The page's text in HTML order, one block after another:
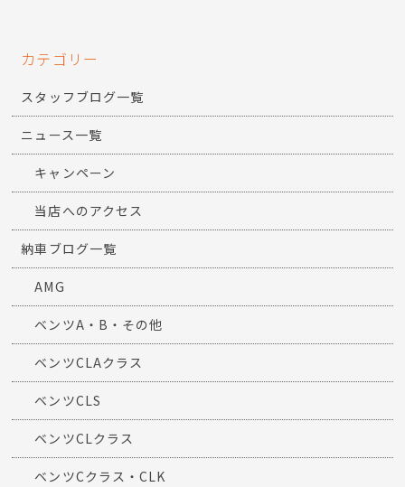
カテゴリー
スタッフブログ一覧
ニュース一覧
キャンペーン
当店へのアクセス
納車ブログ一覧
AMG
ベンツA・B・その他
ベンツCLAクラス
ベンツCLS
ベンツCLクラス
ベンツCクラス・CLK